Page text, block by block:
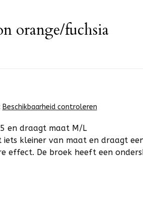
orange/fuchsia
Beschikbaarheid controleren
en draagt maat M/L
iets kleiner van maat en draagt
effect. De broek heeft een